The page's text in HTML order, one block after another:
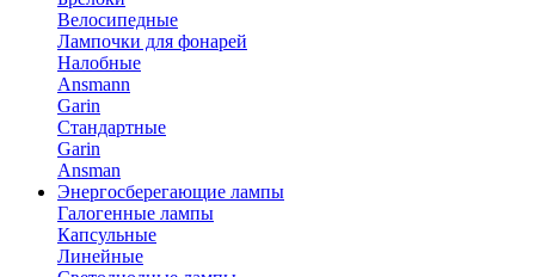
Велосипедные
Лампочки для фонарей
Налобные
Ansmann
Garin
Стандартные
Garin
Ansman
Энергосберегающие лампы
Галогенные лампы
Капсульные
Линейные